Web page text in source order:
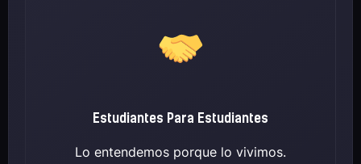
Estudiantes Para Estudiantes
Lo entendemos porque lo vivimos.